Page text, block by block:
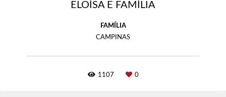
ELOÍSA E FAMÍLIA
FAMÍLIA
CAMPINAS
1107 0